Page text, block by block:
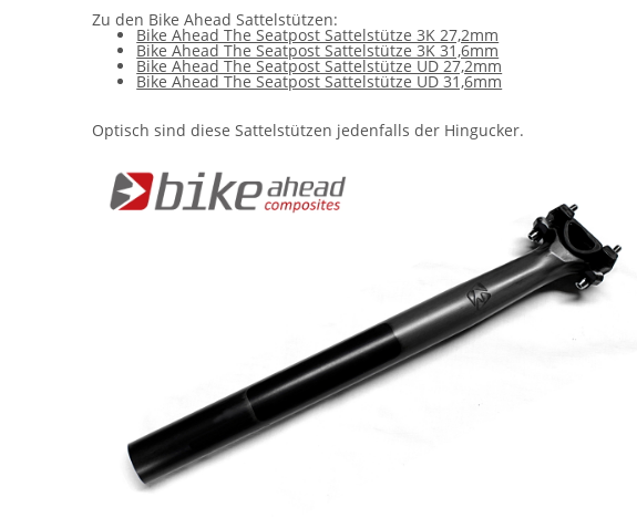
Zu den Bike Ahead Sattelstützen:
Bike Ahead The Seatpost Sattelstütze 3K 27,2mm
Bike Ahead The Seatpost Sattelstütze 3K 31,6mm
Bike Ahead The Seatpost Sattelstütze UD 27,2mm
Bike Ahead The Seatpost Sattelstütze UD 31,6mm
Optisch sind diese Sattelstützen jedenfalls der Hingucker.